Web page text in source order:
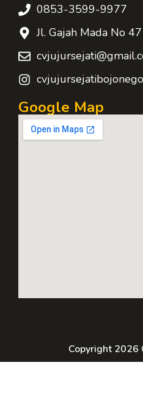
0853-3599-9977
Jl. Gajah Mada No
Google Map
Copyright 2026